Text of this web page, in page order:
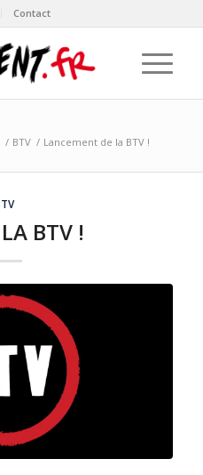
Contact
/ BTV / Lancement de la BTV !
BTV !